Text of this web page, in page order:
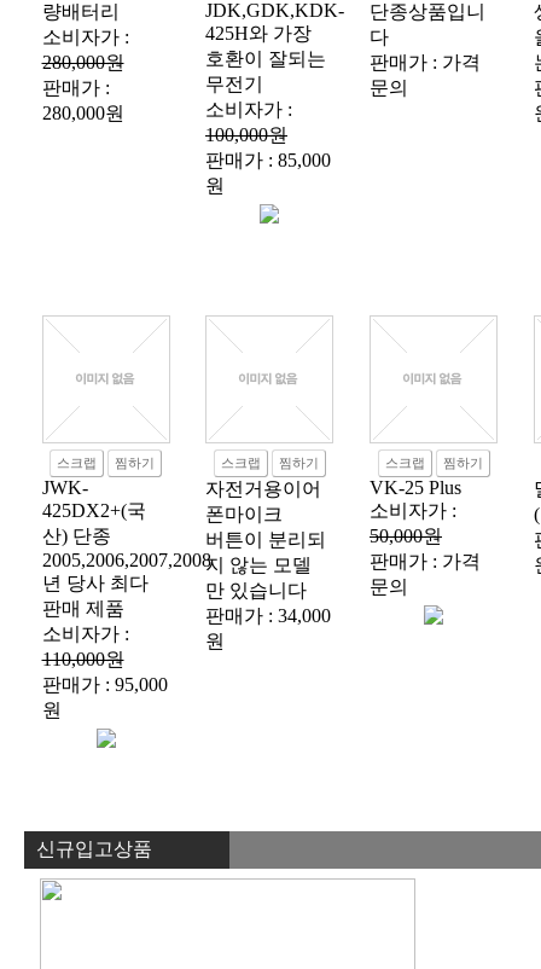
량배터리
소비자가 :
280,000원
판매가 :
280,000원
JDK,GDK,KDK-
425H와 가장
호환이 잘되는
무전기
소비자가 :
100,000원
판매가 : 85,000
원
단종상품입니
다
판매가 : 가격
문의
스크랩 찜하기
JWK-
425DX2+(국
산) 단종
2005,2006,2007,2008
년 당사 최다
판매 제품
소비자가 :
110,000원
판매가 : 95,000
원
스크랩 찜하기
자전거용이어
폰마이크
버튼이 분리되
지 않는 모델
만 있습니다
판매가 : 34,000
원
스크랩 찜하기
VK-25 Plus
소비자가 :
50,000원
판매가 : 가격
문의
신규입고상품